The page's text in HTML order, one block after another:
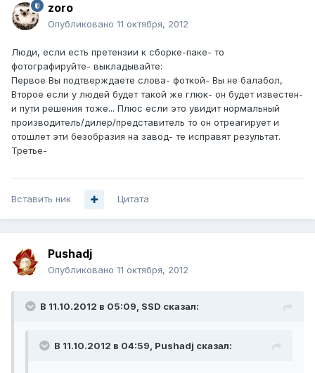
zoro
Опубликовано 11 октября, 2012
Люди, если есть претензии к сборке-паке- то
фотографируйте- выкладывайте:
Первое Вы подтверждаете слова- фоткой- Вы не балабол,
Второе если у людей будет такой же глюк- он будет известен-
и пути решения тоже... Плюс если это увидит нормальный
производитель/дилер/представитель то он отреагирует и
отошлет эти безобразия на завод- те исправят результат.
Третье-
Вставить ник Цитата
Pushadj
Опубликовано 11 октября, 2012
В 11.10.2012 в 05:09, SSD сказал:
В 11.10.2012 в 04:59, Pushadj сказал: